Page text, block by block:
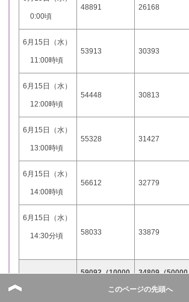
0:00頃
48891 26168
6月15日（水）
11:00時頃
53913 30393
6月15日（水）
12:00時頃
54448 30813
6月15日（水）
13:00時頃
55328 31427
6月15日（水）
14:00時頃
56612 32779
6月15日（水）
14:30分頃 58033 33879
59092（10000 34809（50000
位）
このページの先頭へ